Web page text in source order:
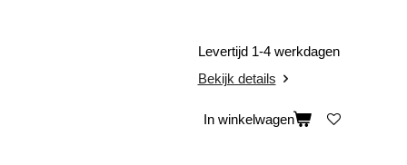
Levertijd 1-4 werkdagen
Bekijk details
In winkelwagen